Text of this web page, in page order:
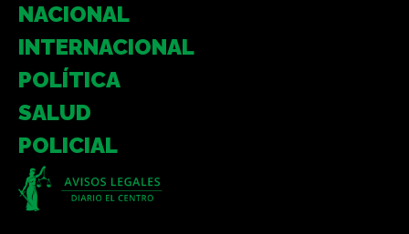
NACIONAL
INTERNACIONAL
POLÍTICA
SALUD
POLICIAL